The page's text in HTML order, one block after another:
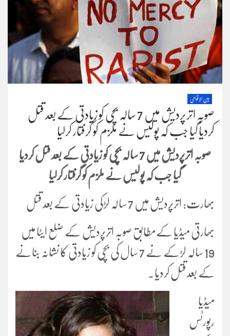
بین الاقوامی
صوبہ اترپردیش میں 7 سالہ بچی کو زیادتی کے بعد قتل
کردیا گیا جب کہ پولیس نے ملزم کو گرفتار کرلیا
صوبہ اترپردیش میں 7 سالہ بچی کو زیادتی کے بعد قتل کردیا
گیا جب کہ پولیس نے ملزم کو گرفتار کرلیا
بھارت: اترپردیش میں 7 سالہ لڑکی زیادتی کے بعد قتل
بھارتی میڈیا کےمطابق صوبہ اترپردیش کے ضلع ایٹا میں
19 سالہ لڑکے نے 7 سال کی بچی کو زیادتی کا نشانہ بنانے
کے بعد قتل کردیا۔
میڈیا
رپورٹس